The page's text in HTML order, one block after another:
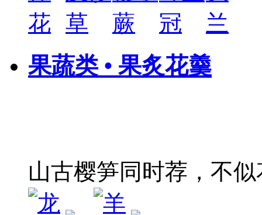
果蔬类 • 果炙花羹
山古樱笋同时荐，不